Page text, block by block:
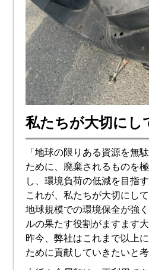
私たちが大切にし
「地球の限りある資源を無
ために、廃棄されるものを
し、環境負荷の低減を目指す
これが、私たちが大切にし
地球規模での環境保全が強
ルの果たす役割がますます
昨今、弊社はこれまで以上
ために貢献していきたいと考